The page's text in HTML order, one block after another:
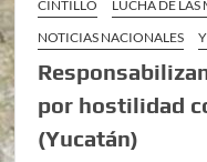
CINTILLO
LUCHA DE LAS
NOTICIAS NACIONALES
por hostilidad
(Yucatán)